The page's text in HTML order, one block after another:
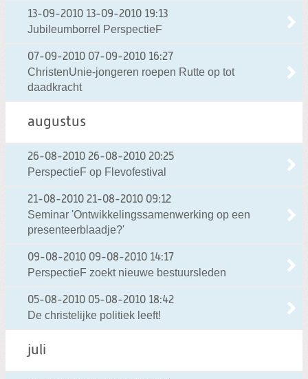
13-09-2010 13-09-2010 19:13
Jubileumborrel PerspectieF
07-09-2010 07-09-2010 16:27
ChristenUnie-jongeren roepen Rutte op tot
daadkracht
augustus
26-08-2010 26-08-2010 20:25
PerspectieF op Flevofestival
21-08-2010 21-08-2010 09:12
Seminar 'Ontwikkelingssamenwerking op een
presenteerblaadje?'
09-08-2010 09-08-2010 14:17
PerspectieF zoekt nieuwe bestuursleden
05-08-2010 05-08-2010 18:42
De christelijke politiek leeft!
juli